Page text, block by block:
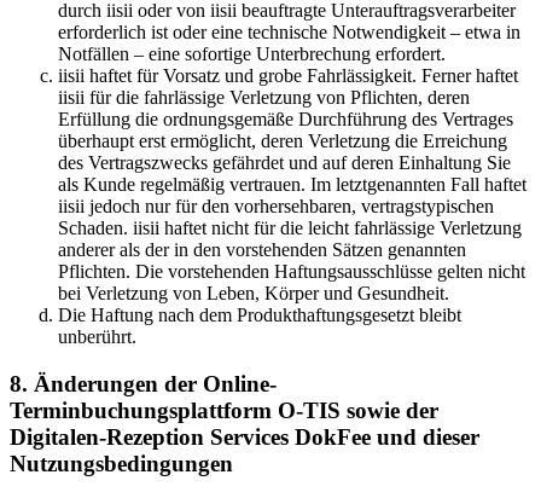
durch iisii oder von iisii beauftragte Unterauftragsverarbeiter
erforderlich ist oder eine technische Notwendigkeit – etwa in
Notfällen – eine sofortige Unterbrechung erfordert.
iisii haftet für Vorsatz und grobe Fahrlässigkeit. Ferner haftet
iisii für die fahrlässige Verletzung von Pflichten, deren
Erfüllung die ordnungsgemäße Durchführung des Vertrages
überhaupt erst ermöglicht, deren Verletzung die Erreichung
des Vertragszwecks gefährdet und auf deren Einhaltung Sie
als Kunde regelmäßig vertrauen. Im letztgenannten Fall haftet
iisii jedoch nur für den vorhersehbaren, vertragstypischen
Schaden. iisii haftet nicht für die leicht fahrlässige Verletzung
anderer als der in den vorstehenden Sätzen genannten
Pflichten. Die vorstehenden Haftungsausschlüsse gelten nicht
bei Verletzung von Leben, Körper und Gesundheit.
Die Haftung nach dem Produkthaftungsgesetzt bleibt
unberührt.
8. Änderungen der Online-
Terminbuchungsplattform O-TIS sowie der
Digitalen-Rezeption Services DokFee und dieser
Nutzungsbedingungen